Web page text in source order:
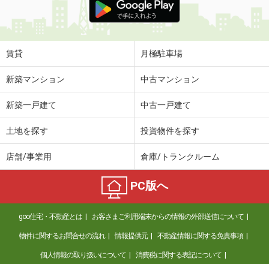
賃貸 月極駐車場
新築マンション 中古マンション
新築一戸建て 中古一戸建て
土地を探す 投資物件を探す
店舗/事業用 倉庫/トランクルーム
PC版へ
goo住宅・不動産とは お客さまご利用端末からの情報の外部送信について
物件に関するお問合せの流れ 情報提供元 不動産情報に関する免責事項
個人情報の取り扱いについて 消費税に関する表記について